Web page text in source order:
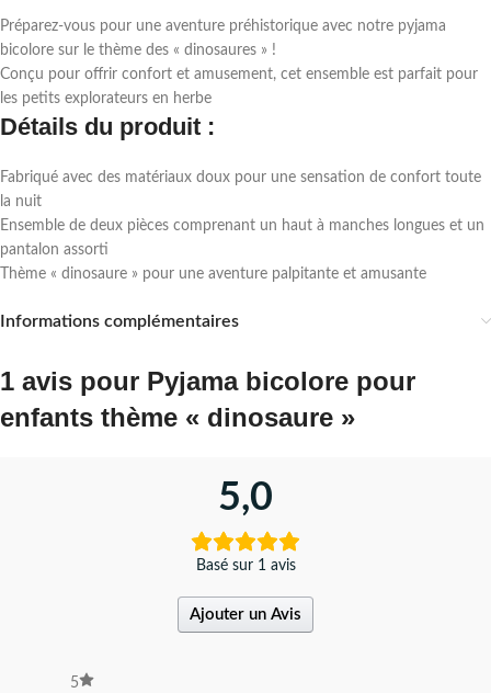
Préparez-vous pour une aventure préhistorique avec notre pyjama
bicolore sur le thème des « dinosaures » !
Conçu pour offrir confort et amusement, cet ensemble est parfait pour
les petits explorateurs en herbe
Détails du produit :
Fabriqué avec des matériaux doux pour une sensation de confort toute
la nuit
Ensemble de deux pièces comprenant un haut à manches longues et un
pantalon assorti
Thème « dinosaure » pour une aventure palpitante et amusante
Informations complémentaires
1 avis pour Pyjama bicolore pour
enfants thème « dinosaure »
5,0
Basé sur 1 avis
Ajouter un Avis
5